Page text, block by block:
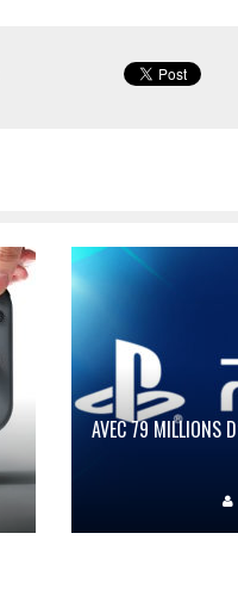
AVEC 79 MILLIONS
CONCOURS